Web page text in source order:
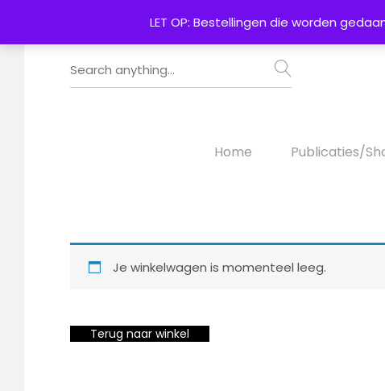
Home Publicaties/
Je winkelwagen is momenteel leeg.
Terug naar winkel
LET OP: Bestellingen die worden